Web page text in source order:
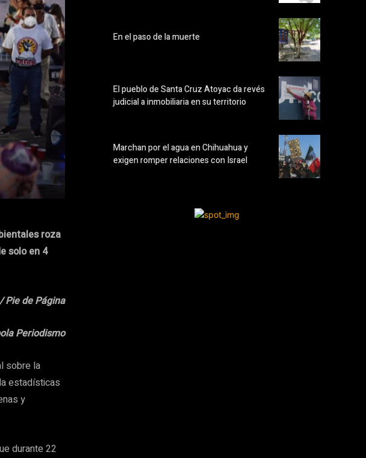
roza
solo en 4
Pie de Página
Periodismo
sobre la
estadísticas
y
durante 22
En el paso de la muerte
El pueblo de Santa Cruz Atoyac da revés
judicial a inmobiliaria en su territorio
Marchan por el agua en Chihuahua y
exigen romper relaciones con Israel